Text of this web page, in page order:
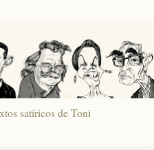
satíricos de Toni